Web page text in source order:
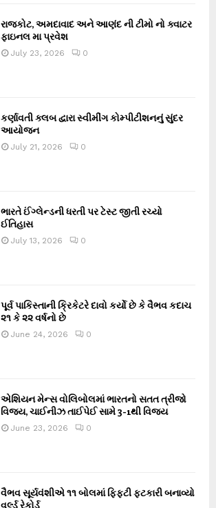
રાજકોટ, અમદાવાદ અને આણંદ ની ટીમો નો ક્વાટર
ફાઇનલ મા પ્રવેશ
July 23, 2026 0
કર્ણાવતી ક્લબ દ્વારા સ્વીમીંગ કોમ્પીટીશનનું સુંદર
આયોજન
July 21, 2026 0
ભારતે ઈંગ્લેન્ડની ધરતી પર ટેસ્ટ જીતી રચ્યો
ઈતિહાસ
July 13, 2026 0
પૂર્વ પાકિસ્તાની ક્રિકેટરે દાવો કર્યો છે કે વૈભવ કદાચ
૨૧ કે ૨૨ વર્ષનો છે
June 24, 2026 0
એશિયન મેન્સ વોલિબોલમાં ભારતનો સતત ત્રીજો
વિજય, ચાઈનીઝ તાઈપેઈ સામે 3-1થી વિજય
June 23, 2026 0
વૈભવ સૂર્યવંશીએ ૧૧ બોલમાં ફિફ્ટી ફટકારી બનાવ્યો
વર્લ્ડ રેકોર્ડ